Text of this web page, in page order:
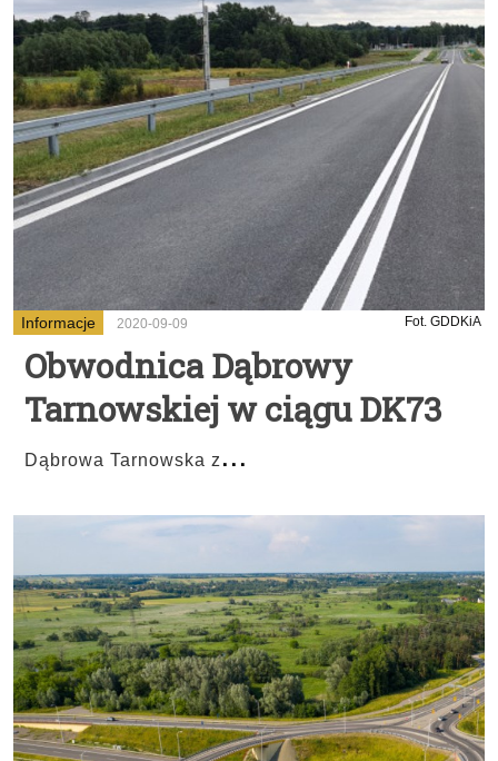
Informacje 2020-09-09 Fot. GDDKiA
Obwodnica Dąbrowy
Tarnowskiej w ciągu DK73
Dąbrowa Tarnowska z...